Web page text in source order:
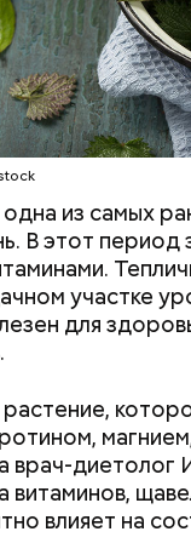
пряника и
из самых
В этот период
участке
для
врач-
витаминов,
влияет на